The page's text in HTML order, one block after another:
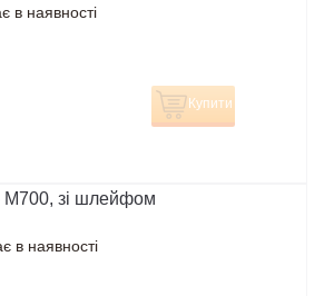
в наявності
Купити
M700, зі шлейфом
в наявності